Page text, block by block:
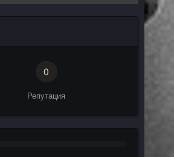
0
Репутация